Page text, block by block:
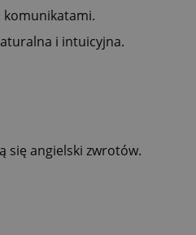
komunikatami.
i intuicyjna.
się angielski zwrotów.